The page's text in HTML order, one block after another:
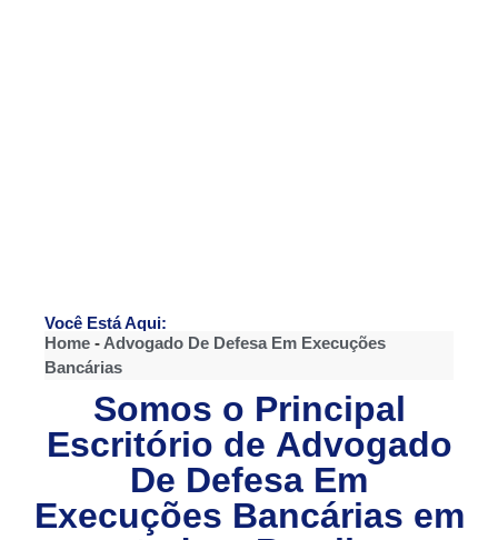
Você Está Aqui:
Home - Advogado De Defesa Em Execuções
Bancárias
Somos o Principal
Escritório de Advogado
De Defesa Em
Execuções Bancárias em